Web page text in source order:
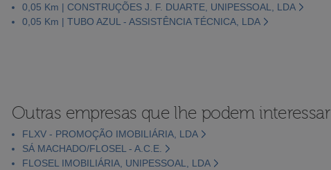
0,05 Km | CONSTRUÇÕES J. F. DUARTE, UNIPESSOAL, LDA
0,05 Km | TUBO AZUL - ASSISTÊNCIA TÉCNICA, LDA
Outras empresas que lhe podem interessar
FLXV - PROMOÇÃO IMOBILIÁRIA, LDA
SÁ MACHADO/FLOSEL - A.C.E.
FLOSEL IMOBILIÁRIA, UNIPESSOAL, LDA